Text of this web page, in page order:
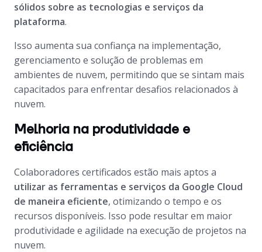
sólidos sobre as tecnologias e serviços da
plataforma.
Isso aumenta sua confiança na implementação,
gerenciamento e solução de problemas em
ambientes de nuvem, permitindo que se sintam mais
capacitados para enfrentar desafios relacionados à
nuvem.
Melhoria na produtividade e
eficiência
Colaboradores certificados estão mais aptos a
utilizar as ferramentas e serviços da Google Cloud
de maneira eficiente, otimizando o tempo e os
recursos disponíveis. Isso pode resultar em maior
produtividade e agilidade na execução de projetos na
nuvem.